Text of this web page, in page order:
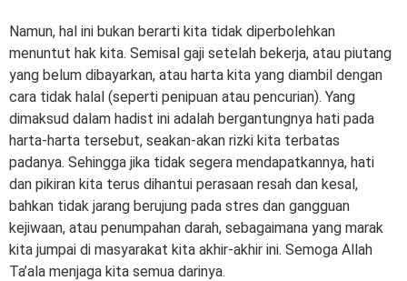
Namun, hal ini bukan berarti kita tidak diperbolehkan
menuntut hak kita. Semisal gaji setelah bekerja, atau piutang
yang belum dibayarkan, atau harta kita yang diambil dengan
cara tidak halal (seperti penipuan atau pencurian). Yang
dimaksud dalam hadist ini adalah bergantungnya hati pada
harta-harta tersebut, seakan-akan rizki kita terbatas
padanya. Sehingga jika tidak segera mendapatkannya, hati
dan pikiran kita terus dihantui perasaan resah dan kesal,
bahkan tidak jarang berujung pada stres dan gangguan
kejiwaan, atau penumpahan darah, sebagaimana yang marak
kita jumpai di masyarakat kita akhir-akhir ini. Semoga Allah
Ta’ala menjaga kita semua darinya.